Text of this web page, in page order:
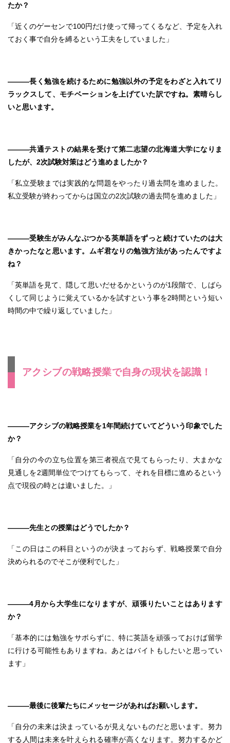
たか？
「近くのゲーセンで100円だけ使って帰ってくるなど、予定を入れ
ておく事で自分を縛るという工夫をしていました」
―――長く勉強を続けるために勉強以外の予定をわざと入れてリ
ラックスして、モチベーションを上げていた訳ですね。素晴らし
いと思います。
―――共通テストの結果を受けて第二志望の北海道大学になりま
したが、2次試験対策はどう進めましたか？
「私立受験までは実践的な問題をやったり過去問を進めました。
私立受験が終わってからは国立の2次試験の過去問を進めました」
―――受験生がみんなぶつかる英単語をずっと続けていたのは大
きかったなと思います。ムギ君なりの勉強方法があったんですよ
ね？
「英単語を見て、隠して思いだせるかというのが1段階で、しばら
くして同じように覚えているかを試すという事を2時間という短い
時間の中で繰り返していました」
アクシブの戦略授業で自身の現状を認識！
―――アクシブの戦略授業を1年間続けていてどういう印象でした
か？
「自分の今の立ち位置を第三者視点で見てもらったり、大まかな
見通しを2週間単位でつけてもらって、それを目標に進めるという
点で現役の時とは違いました。」
―――先生との授業はどうでしたか？
「この日はこの科目というのが決まっておらず、戦略授業で自分
決められるのでそこが便利でした」
―――4月から大学生になりますが、頑張りたいことはあります
か？
「基本的には勉強をサボらずに、特に英語を頑張っておけば留学
に行ける可能性もありますね。あとはバイトもしたいと思ってい
ます」
―――最後に後輩たちにメッセージがあればお願いします。
「自分の未来は決まっているが見えないものだと思います。努力
する人間は未来を叶えられる確率が高くなります。努力するかど